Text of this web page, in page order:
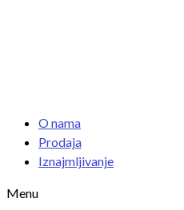
O nama
Prodaja
Iznajmljivanje
Menu